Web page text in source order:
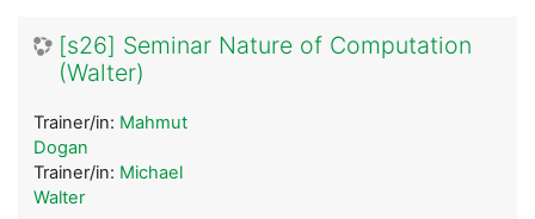
[s26] Seminar Nature of Computation
(Walter)
Trainer/in: Mahmut
Dogan
Trainer/in: Michael
Walter